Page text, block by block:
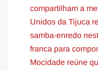
compartilham a
Unidos da Tijuca
samba-enredo
franca para
Mocidade reúne